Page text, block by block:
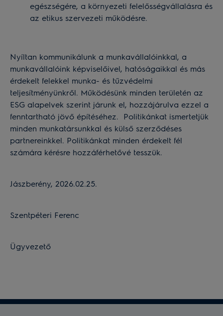
egészségére, a környezeti felelősségvállalásra és
az etikus szervezeti működésre.
Nyíltan kommunikálunk a munkavállalóinkkal, a
munkavállalóink képviselőivel, hatóságaikkal és más
érdekelt felekkel munka- és tűzvédelmi
teljesítményünkről. Működésünk minden területén az
ESG alapelvek szerint járunk el, hozzájárulva ezzel a
fenntartható jövő építéséhez. Politikánkat ismertetjük
minden munkatársunkkal és külső szerződéses
partnereinkkel. Politikánkat minden érdekelt fél
számára kérésre hozzáférhetővé tesszük.
Jászberény, 2026.02.25.
Szentpéteri Ferenc
Ügyvezető